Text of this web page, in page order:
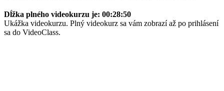
Dĺžka plného videokurzu je: 00:28:50
Ukážka videokurzu. Plný videokurz sa vám zobrazí až po prihlásení
sa do VideoClass.